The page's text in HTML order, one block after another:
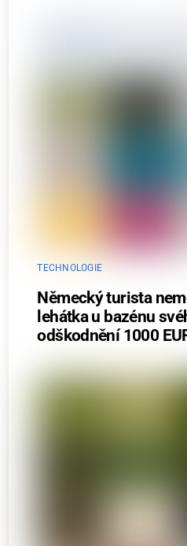
TECHNOLOGIE
Německý turista
lehátka u bazénu
odškodnění 1000